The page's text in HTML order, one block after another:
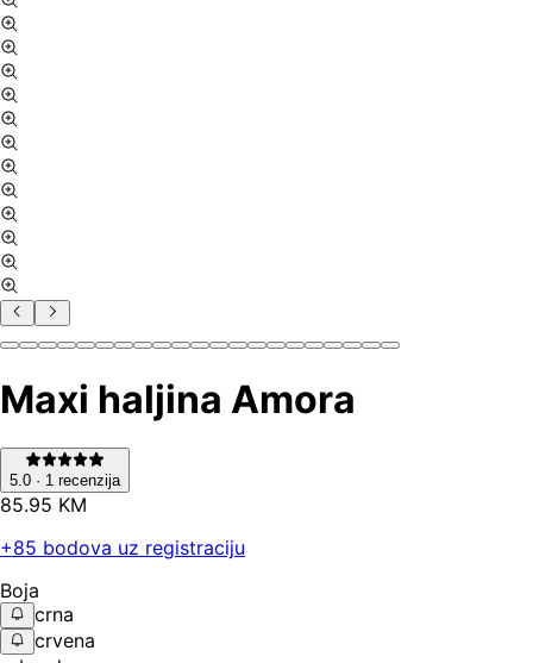
Maxi haljina Amora
5.0 · 1 recenzija
85.95 KM
+85 bodova uz registraciju
Boja
crna
crvena